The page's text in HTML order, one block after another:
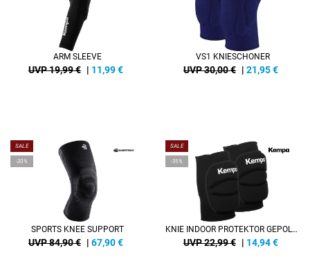
ARM SLEEVE
UVP 19,99 € | 11,99€
VS1 KNIESCHONER
UVP 30,00 € | 21,95€
SALE
-20%
SPORTS KNEE SUPPORT
UVP 84,90 € | 67,90€
SALE
-35%
KNIE INDOOR PROTEKTOR GEPOLSTERT (PAAR)
UVP 22,99 € | 14,94€